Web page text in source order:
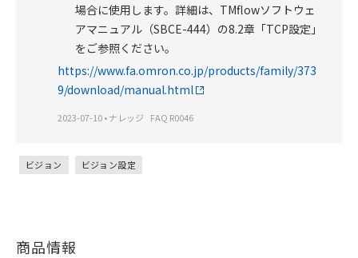
場合に使用します。詳細は、TMflowソフトウェ
アマニュアル（SBCE-444）の8.2章「TCP設定」
をご参照ください。
https://www.fa.omron.co.jp/products/family/373
9/download/manual.html
2023-07-10•ナレッジ FAQ R0046
ビジョン ビジョン設定
商品情報